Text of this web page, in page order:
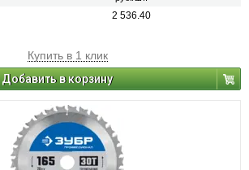
2 536.40
Купить в 1 клик
Добавить в корзину